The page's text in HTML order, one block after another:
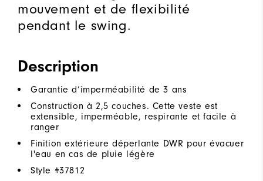
mouvement et de flexibilité
pendant le swing.
Description
Garantie d’imperméabilité de 3 ans
Construction à 2,5 couches. Cette veste est
extensible, imperméable, respirante et facile à
ranger
Finition extérieure déperlante DWR pour évacuer
l'eau en cas de pluie légère
Style #37812